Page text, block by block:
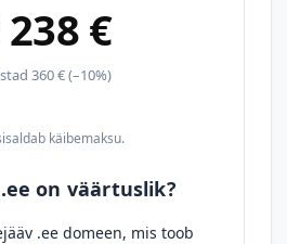
238 €
360 € (–10%)
käibemaksu.
on väärtuslik?
.ee domeen, mis toob